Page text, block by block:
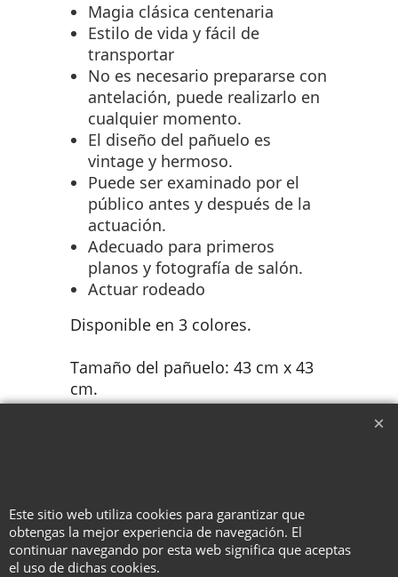
Magia clásica centenaria
Estilo de vida y fácil de
transportar
No es necesario prepararse con
antelación, puede realizarlo en
cualquier momento.
El diseño del pañuelo es
vintage y hermoso.
Puede ser examinado por el
público antes y después de la
actuación.
Adecuado para primeros
planos y fotografía de salón.
Actuar rodeado
Disponible en 3 colores.
Tamaño del pañuelo: 43 cm x 43
cm.
To create online store ShopFactory eCommerce software was used.
Este sitio web utiliza cookies para garantizar que
obtengas la mejor experiencia de navegación. El
continuar navegando por esta web significa que aceptas
el uso de dichas cookies.